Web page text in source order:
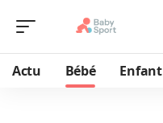
Actu Bébé Enfant